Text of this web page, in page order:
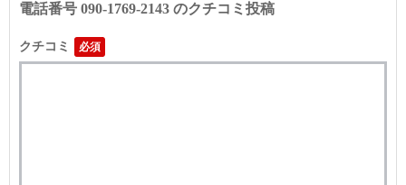
電話番号 090-1769-2143 のクチコミ投稿
クチコミ